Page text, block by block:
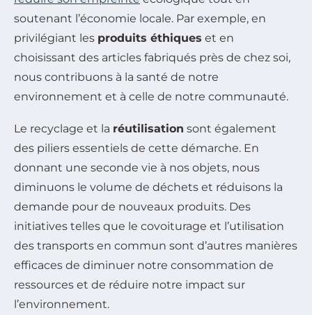
soutenant l’économie locale. Par exemple, en
privilégiant les produits éthiques et en
choisissant des articles fabriqués près de chez soi,
nous contribuons à la santé de notre
environnement et à celle de notre communauté.
Le recyclage et la réutilisation sont également
des piliers essentiels de cette démarche. En
donnant une seconde vie à nos objets, nous
diminuons le volume de déchets et réduisons la
demande pour de nouveaux produits. Des
initiatives telles que le covoiturage et l’utilisation
des transports en commun sont d’autres manières
efficaces de diminuer notre consommation de
ressources et de réduire notre impact sur
l’environnement.